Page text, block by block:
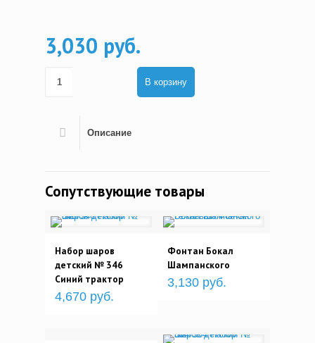
3,030 руб.
В корзину
Описание
Сопутствующие товары
Набор шаров
детский № 346
Синий трактор
4,670 руб.
Фонтан Бокал
Шампанского
3,130 руб.